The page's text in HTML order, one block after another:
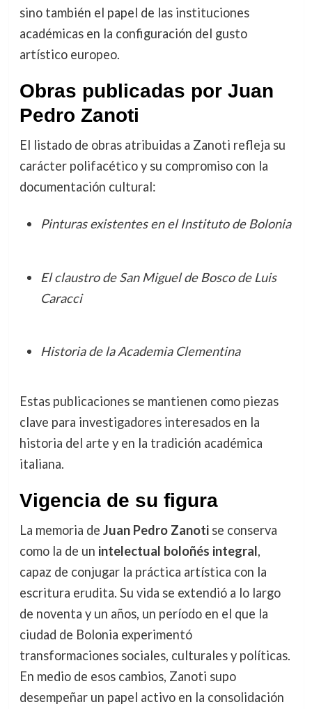
sino también el papel de las instituciones
académicas en la configuración del gusto
artístico europeo.
Obras publicadas por Juan
Pedro Zanoti
El listado de obras atribuidas a Zanoti refleja su
carácter polifacético y su compromiso con la
documentación cultural:
Pinturas existentes en el Instituto de Bolonia
El claustro de San Miguel de Bosco de Luis
Caracci
Historia de la Academia Clementina
Estas publicaciones se mantienen como piezas
clave para investigadores interesados en la
historia del arte y en la tradición académica
italiana.
Vigencia de su figura
La memoria de Juan Pedro Zanotise conserva
como la de un intelectual boloñés integral,
capaz de conjugar la práctica artística con la
escritura erudita. Su vida se extendió a lo largo
de noventa y un años, un período en el que la
ciudad de Bolonia experimentó
transformaciones sociales, culturales y políticas.
En medio de esos cambios, Zanoti supo
desempeñar un papel activo en la consolidación